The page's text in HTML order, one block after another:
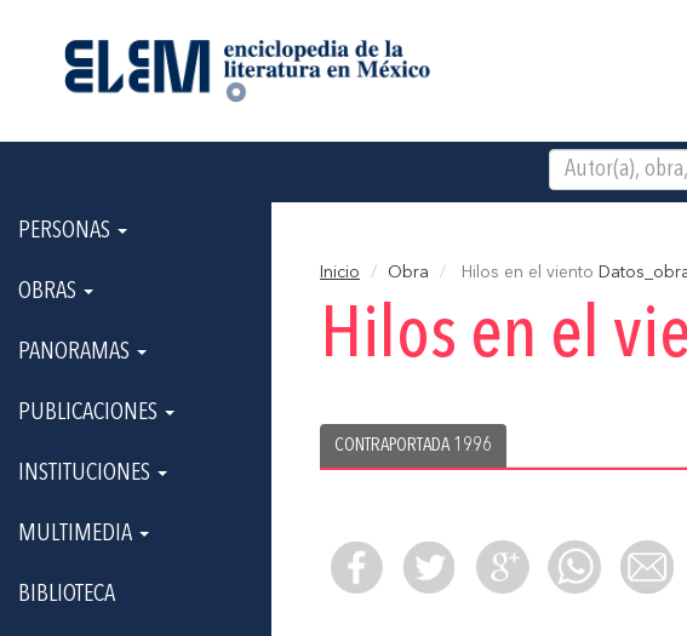
PERSONAS
OBRAS
PANORAMAS
PUBLICACIONES
INSTITUCIONES
MULTIMEDIA
BIBLIOTECA
Inicio Obra Hilos en el viento
Hilos en el
CONTRAPORTADA 1996